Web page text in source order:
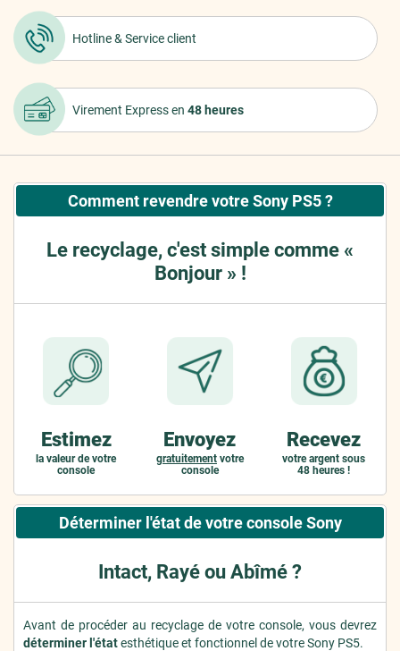
Hotline & Service client
Virement Expressen 48 heures
Comment revendre votre Sony PS5 ?
Le recyclage, c'est simple comme «
Bonjour » !
Estimez
la valeur de votre
console
Envoyez
gratuitementvotre
console
Recevez
votre argent sous
48 heures !
Déterminer l'état de votre console Sony
Intact, Rayé ou Abîmé ?
Avant de procéder au recyclage de votre console, vous devrez
déterminer l'étatesthétique et fonctionnel de votre Sony PS5.